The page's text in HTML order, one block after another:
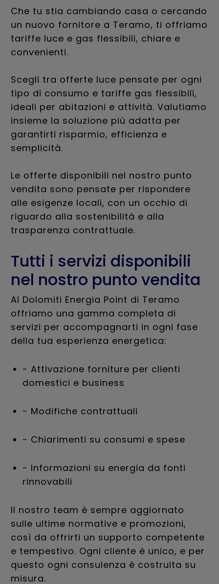
Che tu stia cambiando casa o cercando
un nuovo fornitore a Teramo, ti offriamo
tariffe luce e gas flessibili, chiare e
convenienti.
Scegli tra offerte luce pensate per ogni
tipo di consumo e tariffe gas flessibili,
ideali per abitazioni e attività. Valutiamo
insieme la soluzione più adatta per
garantirti risparmio, efficienza e
semplicità.
Le offerte disponibili nel nostro punto
vendita sono pensate per rispondere
alle esigenze locali, con un occhio di
riguardo alla sostenibilità e alla
trasparenza contrattuale.
Tutti i servizi disponibili
nel nostro punto vendita
Al Dolomiti Energia Point di Teramo
offriamo una gamma completa di
servizi per accompagnarti in ogni fase
della tua esperienza energetica:
- Attivazione forniture per clienti
domestici e business
- Modifiche contrattuali
- Chiarimenti su consumi e spese
- Informazioni su energia da fonti
rinnovabili
Il nostro team è sempre aggiornato
sulle ultime normative e promozioni,
così da offrirti un supporto competente
e tempestivo. Ogni cliente è unico, e per
questo ogni consulenza è costruita su
misura.